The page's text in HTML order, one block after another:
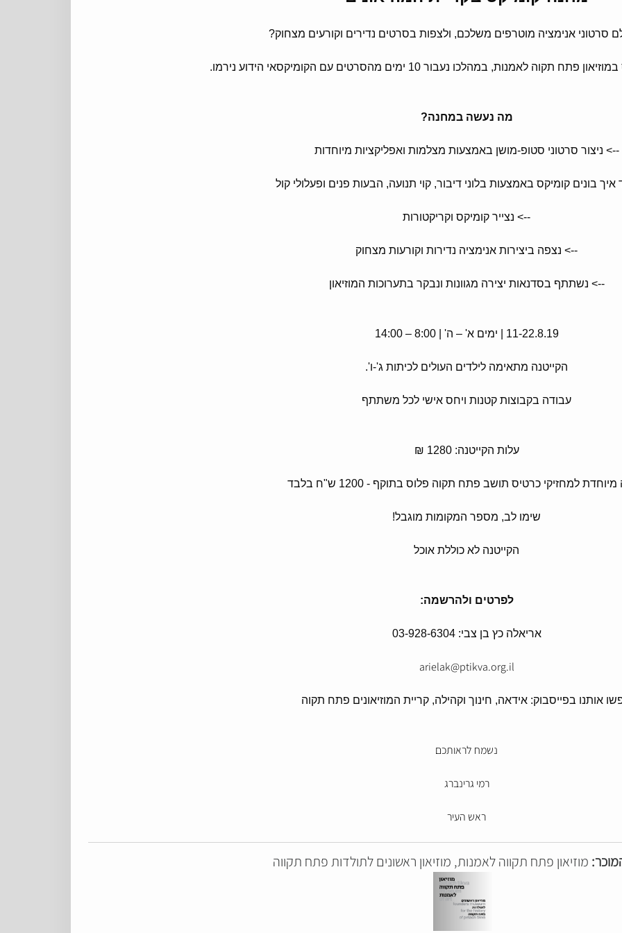
סרטוני אנימציה מוטרפים משלכם, ולצפות בסרטים נדירים וקורעים מצחוק?
לאמנות, במהלכו נעבור 10 ימים מהסרטים עם הקומיקסאי הידוע נירמו.
מה נעשה במחנה?
--> ניצור סרטוני סטופ-מושן באמצעות מצלמות ואפליקציות מיוחדות
איך בונים קומיקס באמצעות בלוני דיבור, קוי תנועה, הבעות פנים ופעלולי קול
--> נצייר קומיקס וקריקטורות
--> נצפה ביצירות אנימציה נדירות וקורעות מצחוק
--> נשתתף בסדנאות יצירה מגוונות ונבקר בתערוכות המוזיאון
11-22.8.19 | ימים א' – ה' | 8:00 – 14:00
הקייטנה מתאימה לילדים העולים לכיתות ג'-ו'.
עבודה בקבוצות קטנות ויחס אישי לכל משתתף
עלות הקייטנה: 1280 ₪
למחזיקי כרטיס תושב פתח תקוה פלוס בתוקף - 1200 ש"ח בלבד
שימו לב, מספר המקומות מוגבל!
הקייטנה לא כוללת אוכל
לפרטים ולהרשמה:
אריאלה כץ בן צבי: 03-928-6304
arielak@ptikva.org.il
אותנו בפייסבוק: אידאה, חינוך וקהילה, קריית המוזיאונים פתח תקוה
נשמח לראותכם
רמי גרינברג
ראש העיר
מוזיאון פתח תקווה לאמנות, מוזיאון ראשונים לתולדות פתח תקווה